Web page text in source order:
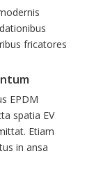
fricatores
EPDM
spatia EV
Etiam
in ansa